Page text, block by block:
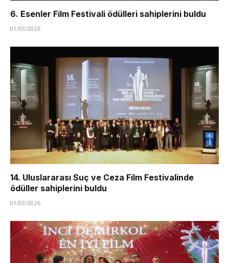
6. Esenler Film Festivali ödülleri sahiplerini buldu
01/03/2026
14. Uluslararası Suç ve Ceza Film Festivalinde
ödüller sahiplerini buldu
01/03/2026